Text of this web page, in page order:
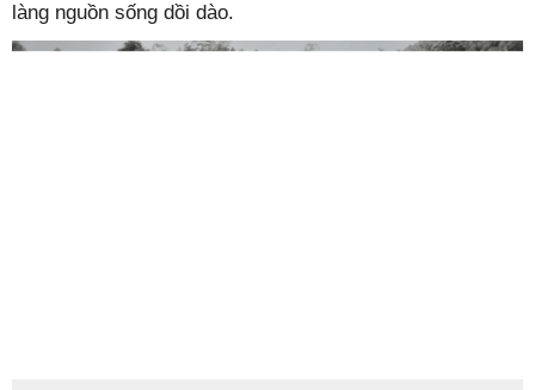
làng nguồn sống dồi dào.